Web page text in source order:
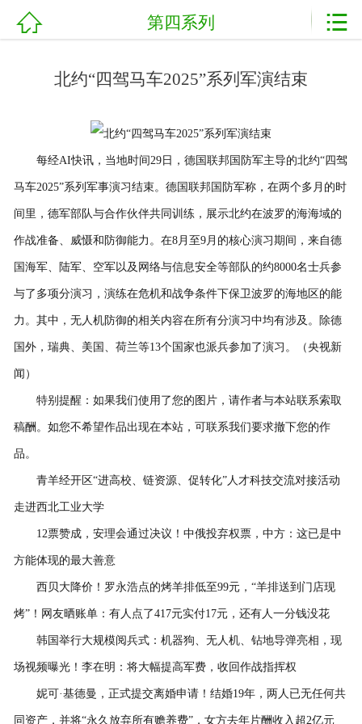
基地展示
资质荣誉
服务流程
联系我们
加盟电话：
 第四系列 
北约“四驾马车2025”系列军演结束
每经AI快讯，当地时间29日，德国联邦国防军主导的北约“四驾
马车2025”系列军事演习结束。德国联邦国防军称，在两个多月的时
间里，德军部队与合作伙伴共同训练，展示北约在波罗的海海域的
作战准备、威慑和防御能力。在8月至9月的核心演习期间，来自德
国海军、陆军、空军以及网络与信息安全等部队的约8000名士兵参
与了多项分演习，演练在危机和战争条件下保卫波罗的海地区的能
力。其中，无人机防御的相关内容在所有分演习中均有涉及。除德
国外，瑞典、美国、荷兰等13个国家也派兵参加了演习。（央视新
闻）
特别提醒：如果我们使用了您的图片，请作者与本站联系索取
稿酬。如您不希望作品出现在本站，可联系我们要求撤下您的作
品。
青羊经开区“进高校、链资源、促转化”人才科技交流对接活动
走进西北工业大学
12票赞成，安理会通过决议！中俄投弃权票，中方：这已是中
方能体现的最大善意
西贝大降价！罗永浩点的烤羊排低至99元，“羊排送到门店现
烤”！网友晒账单：有人点了417元实付17元，还有人一分钱没花
韩国举行大规模阅兵式：机器狗、无人机、钻地导弹亮相，现
场视频曝光！李在明：将大幅提高军费，收回作战指挥权
妮可·基德曼，正式提交离婚申请！结婚19年，两人已无任何共
同资产，并将“永久放弃所有赡养费”，女方去年片酬收入超2亿元